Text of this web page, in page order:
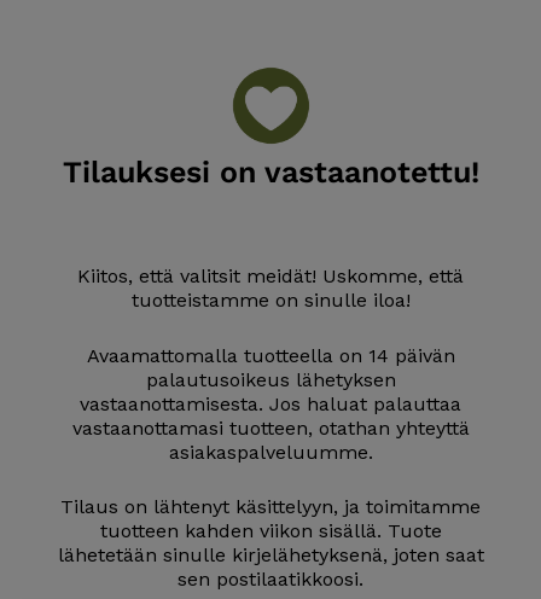
Tilauksesi on vastaanotettu!
Kiitos, että valitsit meidät! Uskomme, että
tuotteistamme on sinulle iloa!
Avaamattomalla tuotteella on 14 päivän
palautusoikeus lähetyksen
vastaanottamisesta. Jos haluat palauttaa
vastaanottamasi tuotteen, otathan yhteyttä
asiakaspalveluumme.
Tilaus on lähtenyt käsittelyyn, ja toimitamme
tuotteen kahden viikon sisällä. Tuote
lähetetään sinulle kirjelähetyksenä, joten saat
sen postilaatikkoosi.